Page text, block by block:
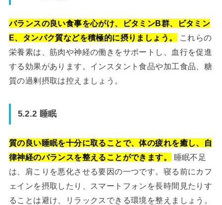
バランスの良い食事を心がけ、ビタミンB群、ビタミン
E、タンパク質などを積極的に摂りましょう。
これらの
栄養素は、筋肉や神経の働きをサポートし、血行を促進
する効果があります。インスタント食品や加工食品、糖
質の過剰摂取は控えましょう。
5.2.2 睡眠
質の良い睡眠を十分に取ることで、体の疲れを癒し、自
律神経のバランスを整えることができます。
睡眠不足
は、肩こりを悪化させる要因の一つです。寝る前にカフ
ェインを摂取したり、スマートフォンを長時間見たりす
ることは避け、リラックスできる環境を整えましょう。